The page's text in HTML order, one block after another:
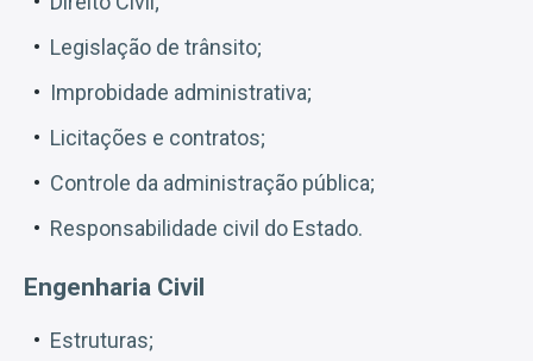
Legislação de trânsito;
Improbidade administrativa;
Licitações e contratos;
Controle da administração pública;
Responsabilidade civil do Estado.
Engenharia Civil
Estruturas;